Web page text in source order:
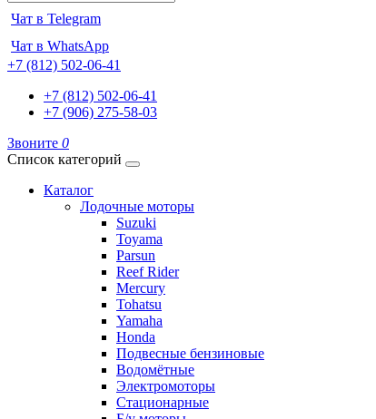
Чат в Telegram
Чат в WhatsApp
+7 (812) 502-06-41
+7 (812) 502-06-41
+7 (906) 275-58-03
Звоните 0
Список категорий
Каталог
Лодочные моторы
Suzuki
Toyama
Parsun
Reef Rider
Mercury
Tohatsu
Yamaha
Honda
Подвесные бензиновые
Водомётные
Электромоторы
Стационарные